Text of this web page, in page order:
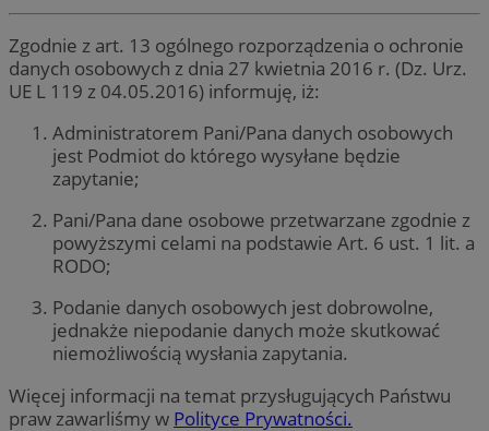
Zgodnie z art. 13 ogólnego rozporządzenia o ochronie
danych osobowych z dnia 27 kwietnia 2016 r. (Dz. Urz.
UE L 119 z 04.05.2016) informuję, iż:
Administratorem Pani/Pana danych osobowych
jest Podmiot do którego wysyłane będzie
zapytanie;
Pani/Pana dane osobowe przetwarzane zgodnie z
powyższymi celami na podstawie Art. 6 ust. 1 lit. a
RODO;
Podanie danych osobowych jest dobrowolne,
jednakże niepodanie danych może skutkować
niemożliwością wysłania zapytania.
Więcej informacji na temat przysługujących Państwu
praw zawarliśmy w Polityce Prywatności.